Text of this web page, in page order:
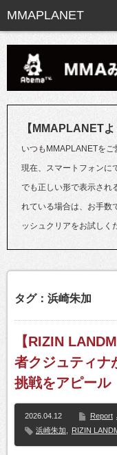
【MMAPLANETよ
いつもMMAPLANETをご
現在、スマートフォンに
でも正しい形で表示され
れている場合は、お手数
ッシュクリアをお試しく
タグ：浜崎朱加
【RIZIN
者クジュティナ
挑戦をアピール
2026.04.12 Report
浜崎朱加
RIZIN